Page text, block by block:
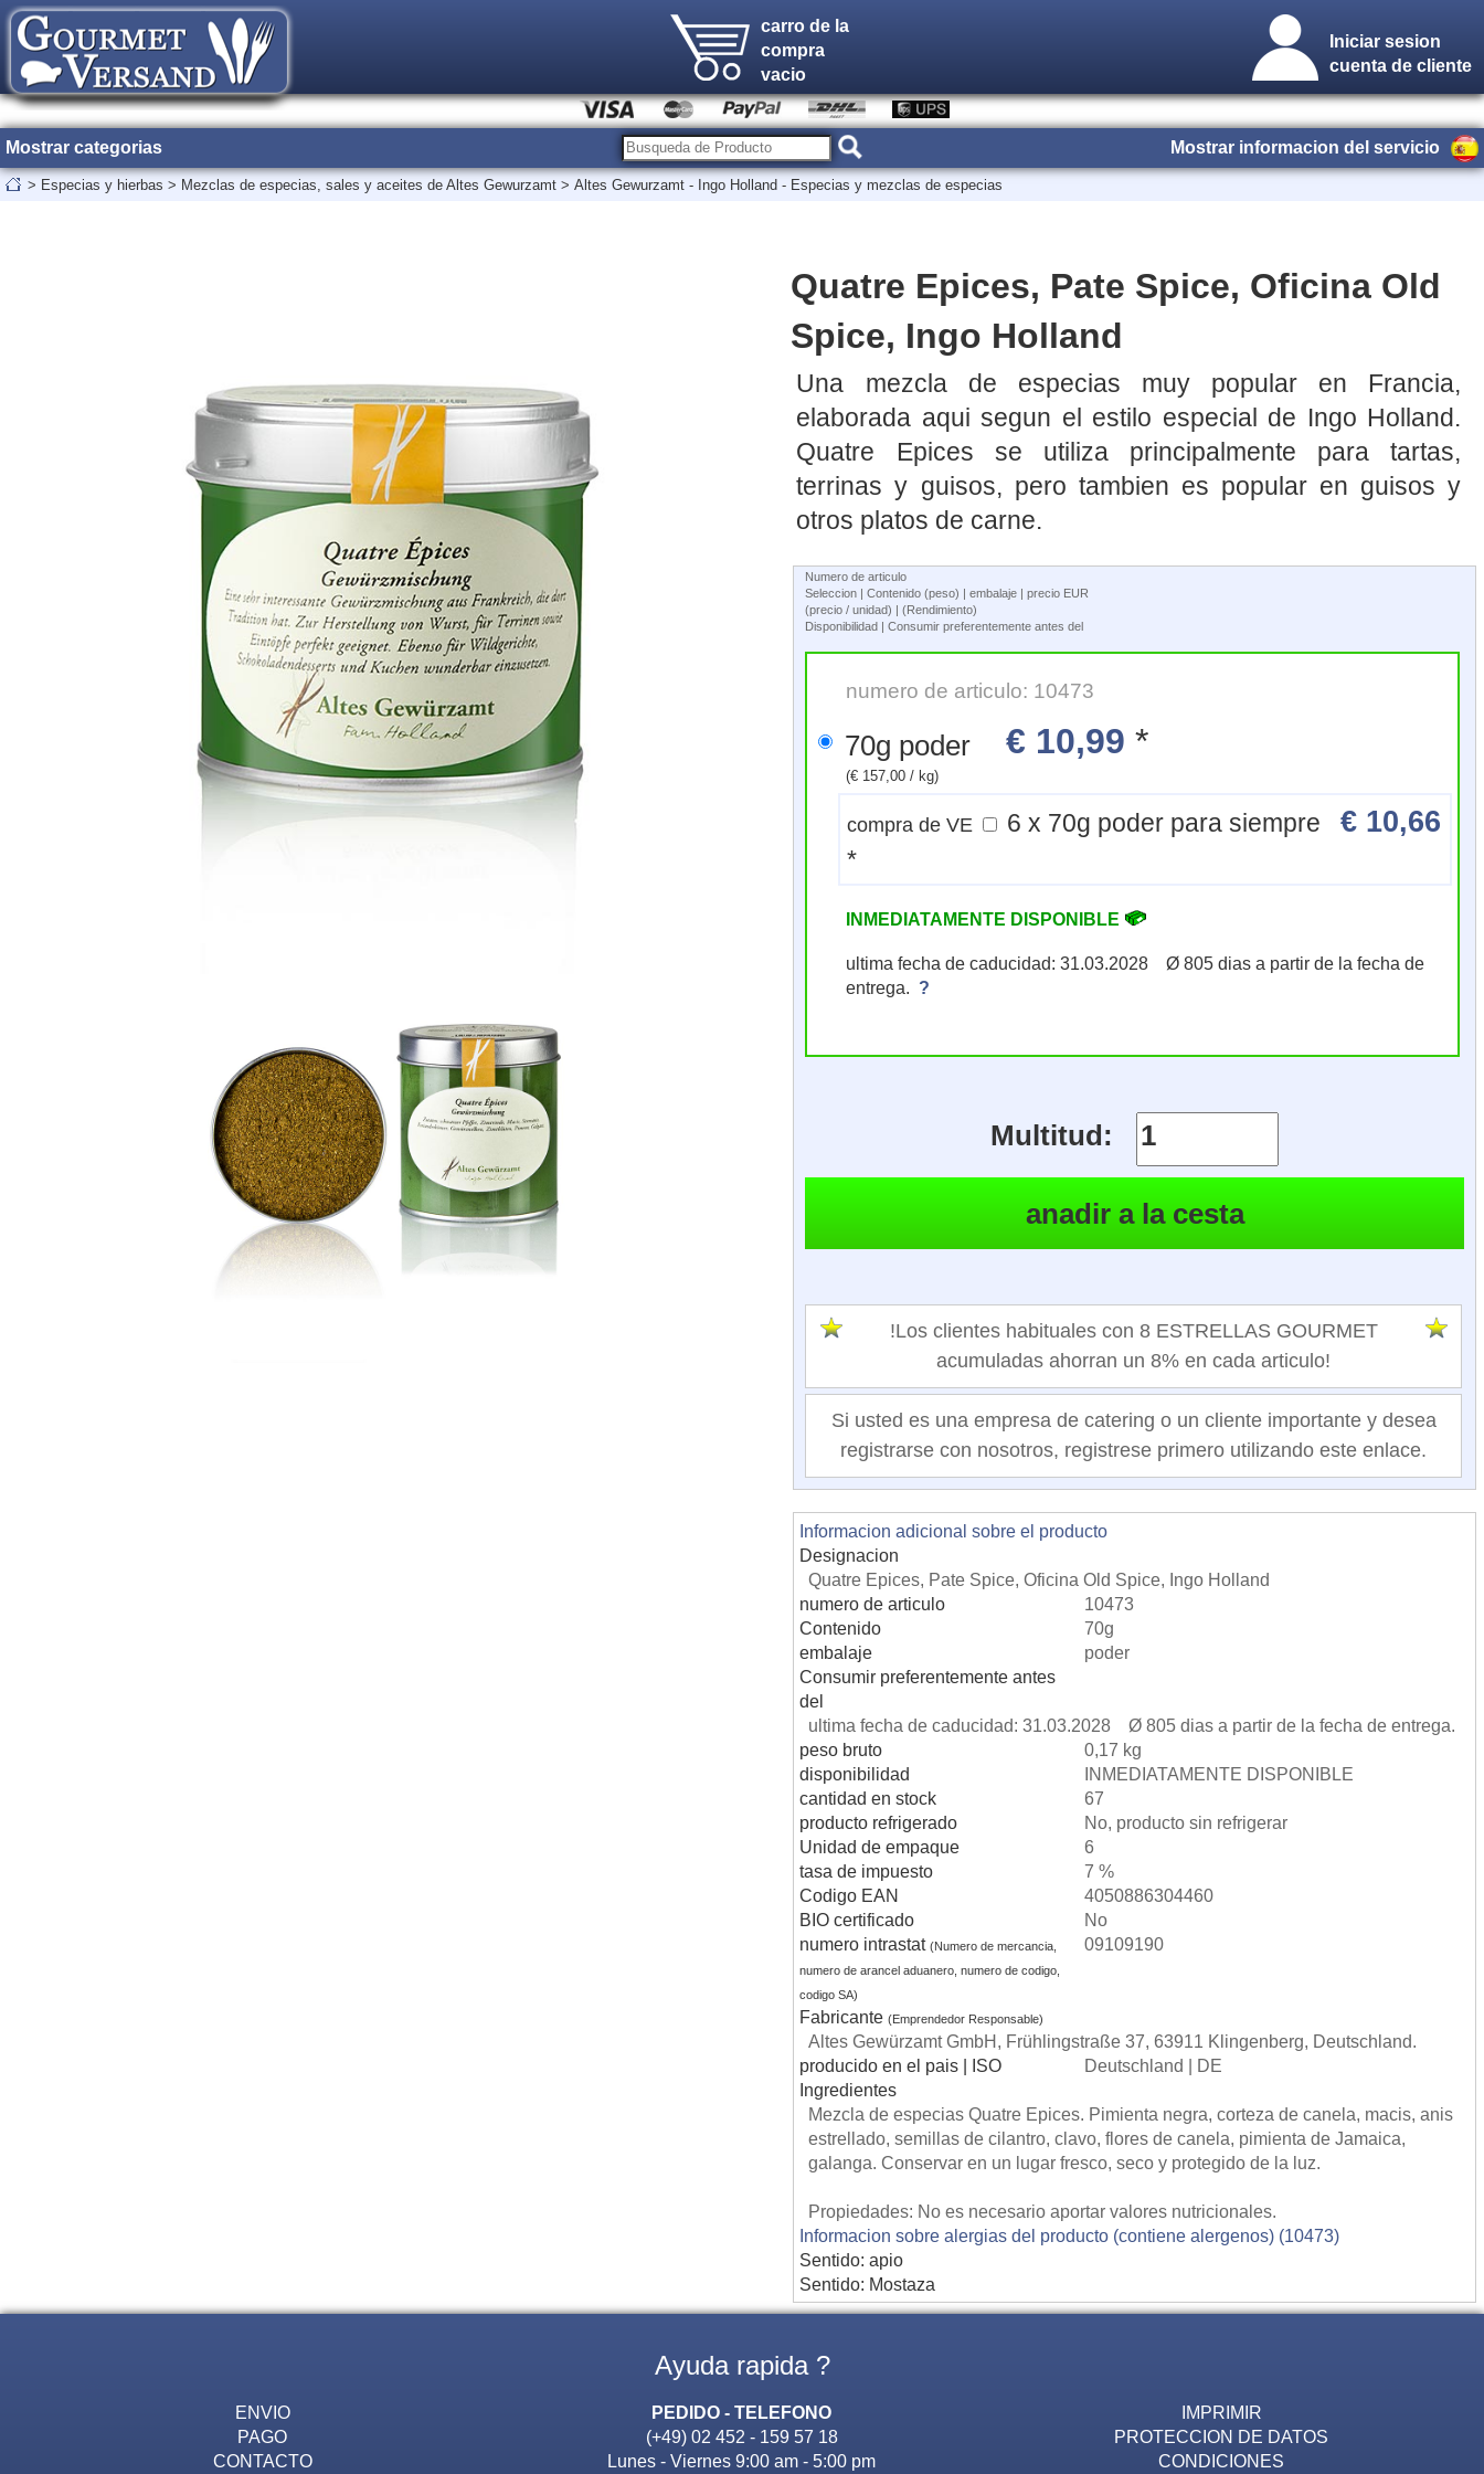
carro de la
compra
vacio
Iniciar sesion
cuenta de cliente
Mostrar categorias Mostrar informacion del servicio
> Especias y hierbas > Mezclas de especias, sales y aceites de Altes Gewurzamt > Altes Gewurzamt - Ingo Holland - Especias y mezclas de especias
Quatre Epices, Pate Spice, Oficina Old
Spice, Ingo Holland
Una mezcla de especias muy popular en Francia,
elaborada aqui segun el estilo especial de Ingo Holland.
Quatre Epices se utiliza principalmente para tartas,
terrinas y guisos, pero tambien es popular en guisos y
otros platos de carne.
Numero de articulo
Seleccion | Contenido (peso) | embalaje | precio EUR
(precio / unidad) | (Rendimiento)
Disponibilidad | Consumir preferentemente antes del
numero de articulo: 10473
70g poder € 10,99 *
(€ 157,00 / kg)
compra de VE 6 x 70g poder para siempre € 10,66
*
INMEDIATAMENTE DISPONIBLE
ultima fecha de caducidad: 31.03.2028 Ø 805 dias a partir de la fecha de
entrega. ?
Multitud:
!Los clientes habituales con 8 ESTRELLAS GOURMET
acumuladas ahorran un 8% en cada articulo!
Si usted es una empresa de catering o un cliente importante y desea
registrarse con nosotros, registrese primero utilizando este enlace.
Informacion adicional sobre el producto
Designacion
Quatre Epices, Pate Spice, Oficina Old Spice, Ingo Holland
numero de articulo
10473
Contenido
70g
embalaje
poder
Consumir preferentemente antes
del
ultima fecha de caducidad: 31.03.2028 Ø 805 dias a partir de la fecha de entrega.
peso bruto
0,17 kg
disponibilidad
INMEDIATAMENTE DISPONIBLE
cantidad en stock
67
producto refrigerado
No, producto sin refrigerar
Unidad de empaque
6
tasa de impuesto
7 %
Codigo EAN
4050886304460
BIO certificado
No
numero intrastat(Numero de mercancia,
numero de arancel aduanero, numero de codigo,
codigo SA)
09109190
Fabricante(Emprendedor Responsable)
Altes Gewürzamt GmbH, Frühlingstraße 37, 63911 Klingenberg, Deutschland.
producido en el pais | ISO
Deutschland | DE
Ingredientes
Mezcla de especias Quatre Epices. Pimienta negra, corteza de canela, macis, anis
estrellado, semillas de cilantro, clavo, flores de canela, pimienta de Jamaica,
galanga. Conservar en un lugar fresco, seco y protegido de la luz.
Propiedades: No es necesario aportar valores nutricionales.
Informacion sobre alergias del producto (contiene alergenos) (10473)
Sentido: apio
Sentido: Mostaza
Ayuda rapida ?
ENVIO
PAGO
CONTACTO
PEDIDO - TELEFONO
(+49) 02 452 - 159 57 18
Lunes - Viernes 9:00 am - 5:00 pm
IMPRIMIR
PROTECCION DE DATOS
CONDICIONES